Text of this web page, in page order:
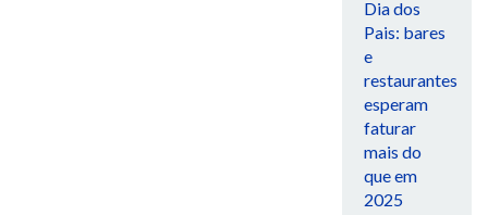
Dia dos
Pais: bares
e
restaurantes
esperam
faturar
mais do
que em
2025